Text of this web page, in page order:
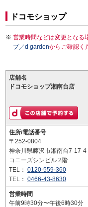
ドコモショップ
営業時間などは変更となる
プ／d gardenからご確認く
店舗名
ドコモショップ湘南台店
住所/電話番号
〒252-0804
神奈川県藤沢市湘南台7-17-4
コニーズシンビル 2階
TEL： 0120-559-360
TEL： 0466-43-8630
営業時間
午前9時30分〜午後6時30分